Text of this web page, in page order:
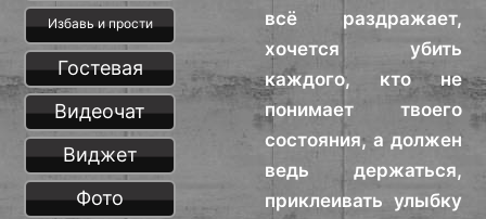
всё раздражает,
хочется убить
каждого, кто не
понимает твоего
состояния, а должен
ведь держаться,
приклеивать улыбку
Избавь и прости
Гостевая
Видеочат
Виджет
Фото